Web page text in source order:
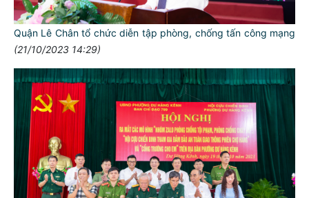
Quận Lê Chân tổ chức diễn tập phòng, chống tấn công mạng
(21/10/2023 14:29)